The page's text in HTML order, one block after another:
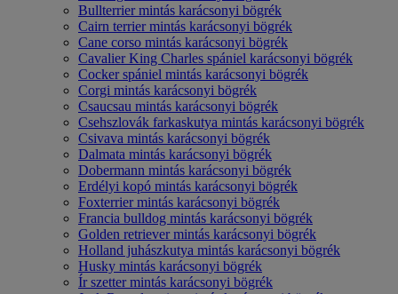
Bullterrier mintás karácsonyi bögrék
Cairn terrier mintás karácsonyi bögrék
Cane corso mintás karácsonyi bögrék
Cavalier King Charles spániel karácsonyi bögrék
Cocker spániel mintás karácsonyi bögrék
Corgi mintás karácsonyi bögrék
Csaucsau mintás karácsonyi bögrék
Csehszlovák farkaskutya mintás karácsonyi bögrék
Csivava mintás karácsonyi bögrék
Dalmata mintás karácsonyi bögrék
Dobermann mintás karácsonyi bögrék
Erdélyi kopó mintás karácsonyi bögrék
Foxterrier mintás karácsonyi bögrék
Francia bulldog mintás karácsonyi bögrék
Golden retriever mintás karácsonyi bögrék
Holland juhászkutya mintás karácsonyi bögrék
Husky mintás karácsonyi bögrék
Ír szetter mintás karácsonyi bögrék